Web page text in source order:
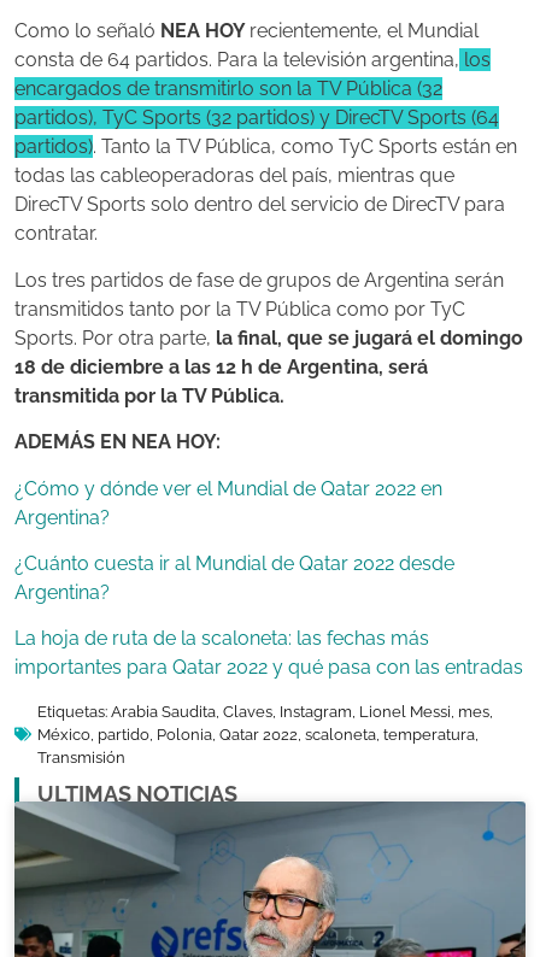
Como lo señaló NEA HOY recientemente, el Mundial
consta de 64 partidos. Para la televisión argentina, los
encargados de transmitirlo son la TV Pública (32
partidos), TyC Sports (32 partidos) y DirecTV Sports (64
partidos). Tanto la TV Pública, como TyC Sports están en
todas las cableoperadoras del país, mientras que
DirecTV Sports solo dentro del servicio de DirecTV para
contratar.
Los tres partidos de fase de grupos de Argentina serán
transmitidos tanto por la TV Pública como por TyC
Sports. Por otra parte, la final, que se jugará el domingo
18 de diciembre a las 12 h de Argentina, será
transmitida por la TV Pública.
ADEMÁS EN NEA HOY:
¿Cómo y dónde ver el Mundial de Qatar 2022 en
Argentina?
¿Cuánto cuesta ir al Mundial de Qatar 2022 desde
Argentina?
La hoja de ruta de la scaloneta: las fechas más
importantes para Qatar 2022 y qué pasa con las entradas
Etiquetas: Arabia Saudita Claves Instagram Lionel Messi mes
México partido Polonia Qatar 2022 scaloneta temperatura
Transmisión
ULTIMAS NOTICIAS